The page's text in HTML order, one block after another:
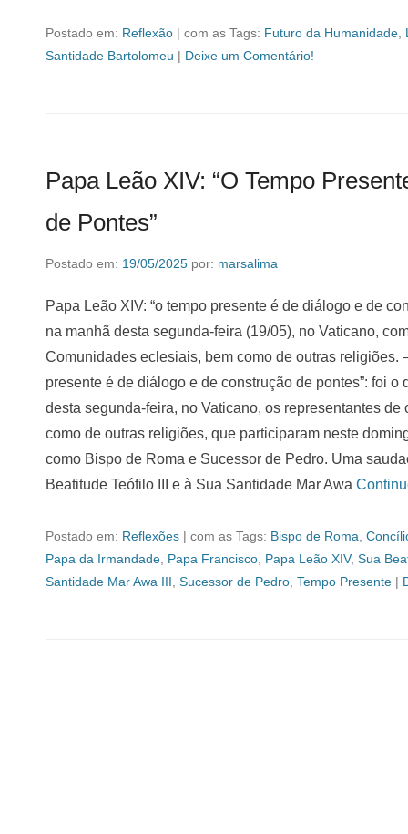
Postado em: Reflexão | com as Tags: Futuro da Humanidade
Santidade Bartolomeu | Deixe um Comentário!
Papa Leão XIV: “O Tempo
de Pontes”
Postado em: 19/05/2025 por: marsalima
Papa Leão XIV: “o tempo presente é de diálogo e de
na manhã desta segunda-feira (19/05), no Vaticano,
Comunidades eclesiais, bem como de outras religiões.
presente é de diálogo e de construção de pontes”: foi
desta segunda-feira, no Vaticano, os representantes
como de outras religiões, que participaram neste
como Bispo de Roma e Sucessor de Pedro. Uma
Beatitude Teófilo III e à Sua Santidade Mar Awa
Postado em: Reflexões | com as Tags: Bispo de Roma
Papa da Irmandade Papa Francisco Papa Leão XIV, Sua
Santidade Mar Awa III Sucessor de Pedro Tempo Presente |